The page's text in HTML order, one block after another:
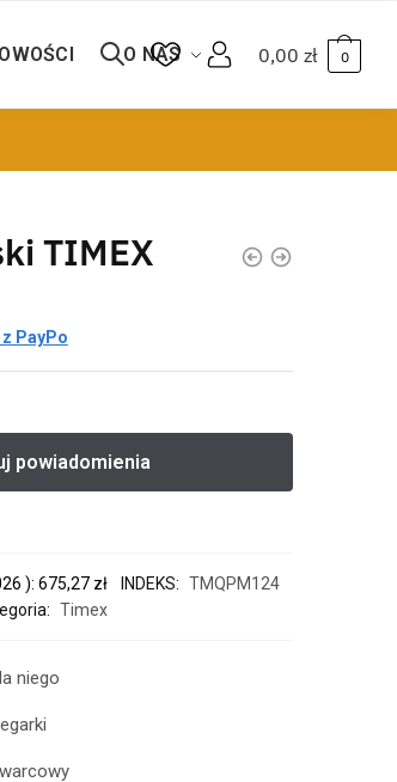
O NAS 0,00 zł 0
TIMEX
z PayPo
):675,27 zł INDEKS: TMQPM124
Timex
niego